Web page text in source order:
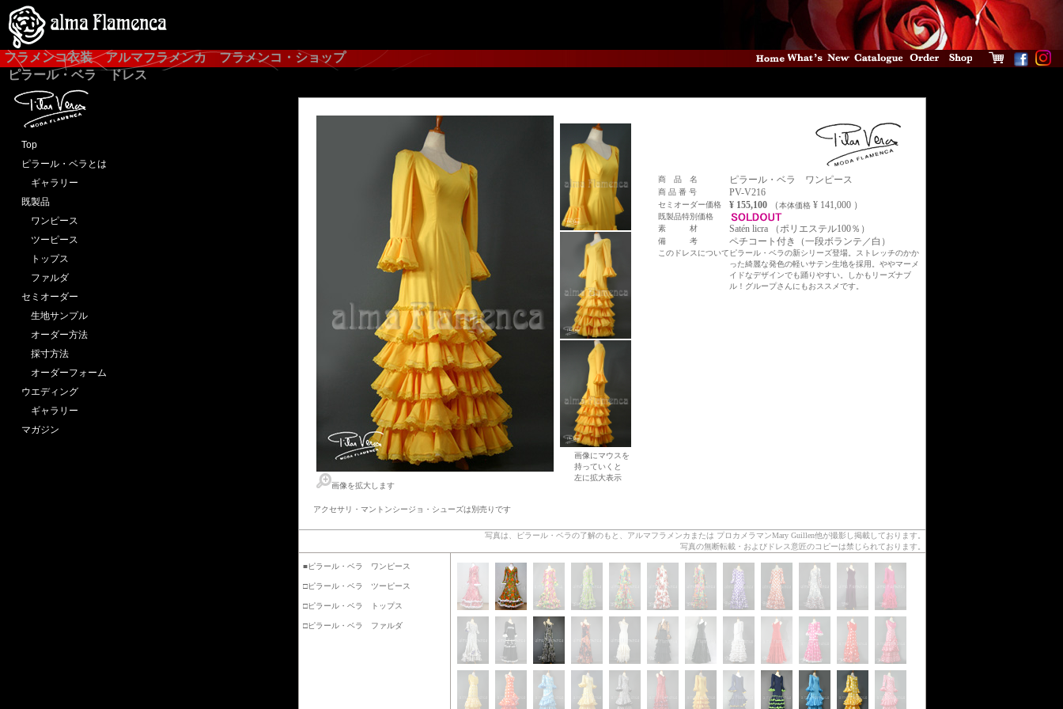
フラメンコ衣装 アルマフラメンカ フラメンコ・ショップ
ピラール・ベラ ドレス
Top
ピラール・ベラとは
ギャラリー
既製品
ワンピース
ツーピース
トップス
ファルダ
セミオーダー
生地サンプル
オーダー方法
採寸方法
オーダーフォーム
ウエディング
ギャラリー
マガジン
画像を拡大します
画像にマウスを
持っていくと
左に拡大表示
アクセサリ・マントンシージョ・シューズは別売りです
商 品 名 ピラール・ベラ ワンピース
商 品 番 号 PV-V216
セミオーダー価格 ¥ 155,100 （本体価格 ¥ 141,000 ）
既製品特別価格
素 材
Satén licra （ポリエステル100％）
備 考 ペチコート付き（一段ボランテ／白）
このドレスについて ピラール・ベラの新シリーズ登場。ストレッチのかか
った綺麗な発色の軽いサテン生地を採用。ややマーメ
イドなデザインでも踊りやすい。しかもリーズナブ
ル！グループさんにもおススメです。
写真は、ピラール・ベラの了解のもと、アルマフラメンカまたは プロカメラマンMary Guillen他が撮影し掲載しております。
写真の無断転載・およびドレス意匠のコピーは禁じられております。
■ピラール・ベラ ワンピース
□ピラール・ベラ ツーピース
□ピラール・ベラ トップス
□ピラール・ベラ ファルダ